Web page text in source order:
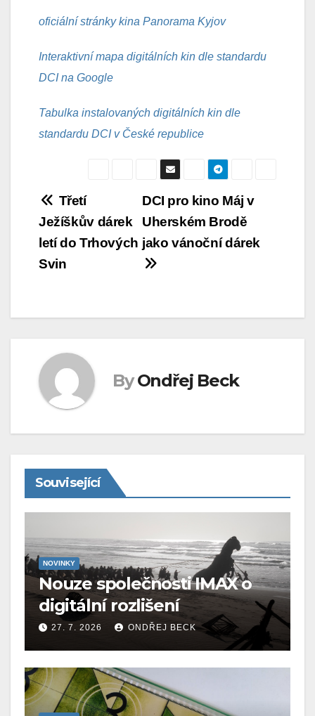
oficiální stránky kina Panorama Kyjov
Interaktivní mapa digitálních kin dle standardu
DCI na Google
Tabulka instalovaných digitálních kin dle
standardu DCI v České republice
Navigace
pro
příspěvek
DCI pro kino Máj v
Uherském Brodě
jako vánoční dárek
Třetí
Ježíškův dárek
letí do Trhových
Svin
By Ondřej Beck
Související
NOVINKY
Nouze společnosti IMAX o
digitální rozlišení
27. 7. 2026 ONDŘEJ BECK